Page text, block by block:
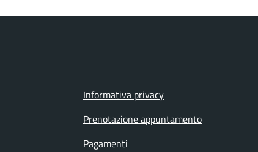
Informativa privacy
Prenotazione appuntamento
Pagamenti